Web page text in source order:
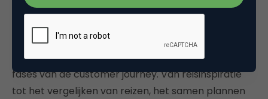
initiatieven van KLM als voorbeeld in deze journey
plaatsen krijgen we een duidelijk voorbeeld van een
integrale benadering. De KLM Trip Planner
begeleidt de doelgroep door de Plan en Purchase
fases van de customer journey. Van reisinspiratie
tot het vergelijken van reizen, het samen plannen